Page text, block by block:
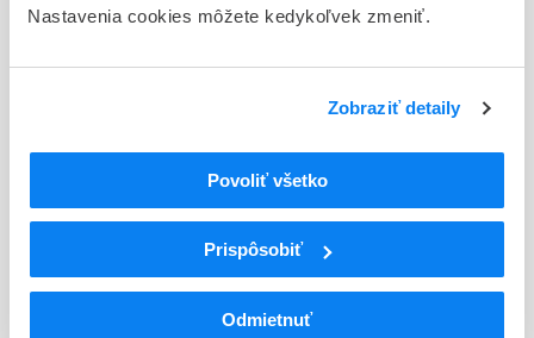
Nastavenia cookies môžete kedykoľvek zmeniť.
Zobraziť detaily
Povoliť všetko
Prispôsobiť
Odmietnuť
Teva B.V., Holandsko
65 - ANALGETICA - ANODYNA
ATC
N
Centrálna nervová sústava
Analgetiká
N02A
Opioidné analgetiká (anodyná)
Iné opioidy